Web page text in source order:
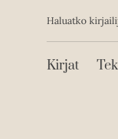
sisältöönHaluatko
Kirjat